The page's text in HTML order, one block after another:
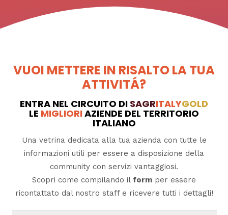
VUOI METTERE IN RISALTO LA TUA
ATTIVITÁ?
ENTRA NEL CIRCUITO DI SAGRITALYGOLD
LE MIGLIORIAZIENDE DEL TERRITORIO
ITALIANO
Una vetrina dedicata alla tua azienda con tutte le
informazioni utili per essere a disposizione della
community con servizi vantaggiosi.
Scopri come compilando il form per essere
ricontattato dal nostro staff e ricevere tutti i dettagli!